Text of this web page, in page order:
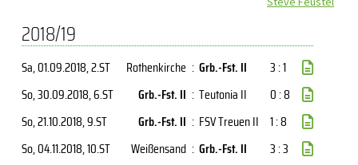
2018/19
Sa, 01.09.2018, 2.ST Rothenkirche : Grb.-Fst. II
3 : 1
So, 30.09.2018, 6.ST Grb.-Fst. II : Teutonia II
0 : 8
So, 21.10.2018, 9.ST Grb.-Fst. II : FSV Treuen II 1 : 8
So, 04.11.2018, 10.ST Weißensand : Grb.-Fst. II
3 : 3